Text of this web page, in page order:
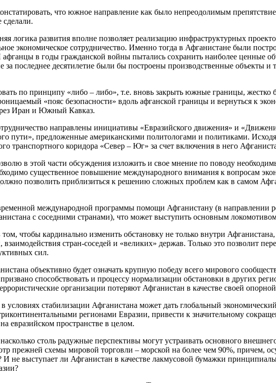
что южное направление как было непреодолимым
логика развития вполне позволяет реализацию инфраструктурных
экономическое сотрудничество. Именно тогда в Афганистане были
в годы гражданской войны пытались сохранить наиболее ценные
последнее десятилетие были бы построены производственные объекты
по принципу «либо – либо», т.е. вновь закрыть южные границы,
«пояс безопасности» вдоль афганской границы и вернуться к
Иран и Южный Кавказ.
направлены инициативы «Евразийского движения» и
пути», предложенные американскими политологами и политиками.
транспортного коридора «Север – Юг» за счет включения в него
в этой части обсуждения изложить и свое мнение по поводу
существенное повышение международного внимания к вопросам
позволить приблизиться к решению сложных проблем как в самом
международной программы помощи Афганистану (в направлении
с соседними странами), что может выступить основным
чтобы кардинально изменить обстановку не только внутри
стран-соседей и «великих» держав. Только это позволит
сил.
объективно будет означать крупную победу всего мирового
способствовать и процессу нормализации обстановки в других
организации потеряют Афганистан в качестве своей
стабилизации Афганистана может дать глобальный
регионами Евразии, привести к значительному
евразийском пространстве в целом.
столь радужные перспективы могут устраивать основного
схемы мировой торговли – морской на более чем 90%, причем,
выступает ли Афганистан в качестве лакмусовой бумажки